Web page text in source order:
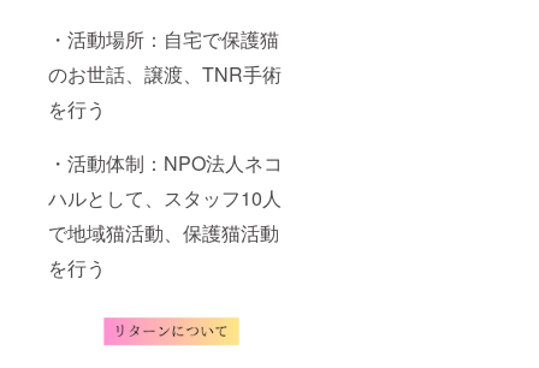
・活動場所：自宅で保護猫
のお世話、譲渡、TNR手術
を行う
・活動体制：NPO法人ネコ
ハルとして、スタッフ10人
で地域猫活動、保護猫活動
を行う